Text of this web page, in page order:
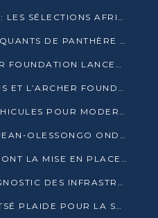
ÉLIMINATOIRES CAN 2027 : LES SÉLECTIONS AFRICAINES CONNAISSENT LEURS ADVERSAIRES
QUATRE PRÉSUMÉS TRAFIQUANTS DE PANTHÈRE ARRÊTÉS À EWO
EWAWA PLUS ET L’ARCHER FOUNDATION LANCENT UN CAMP DE BASKET POUR LES JEUNES À BRAZZAVILLE
BASKETBALL: EWAWA PLUS ET L’ARCHER FOUNDATION LANCENT UN CAMP POUR LES JEUNES
AGL CONGO LIVRE 270 VÉHICULES POUR MODERNISER LE TRANSPORT URBAIN
PASSEPORT AU CONGO : JEAN-OLESSONGO ONDAYE VEUT METTRE FIN AUX LENTEURS ADMINISTRATIVES
LES ÉTATS-UNIS FINANCERONT LA MISE EN PLACE DE JUSQU’À 50 CLINIQUES DE LUTTE CONTRE L’EBOLA
LE CONGO LANCE LE DIAGNOSTIC DES INFRASTRUCTURES SPORTIVES DU COMPLEXE DE KINTÉLÉ
BAD 2026 : LUDOVIC NGATSÉ PLAIDE POUR LA SOUVERAINETÉ FINANCIÈRE AFRICAINE